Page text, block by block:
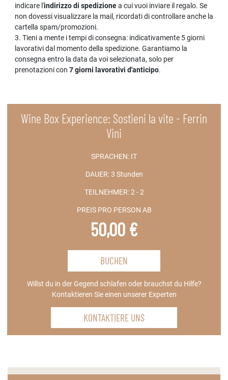
indicare l'indirizzo di spedizionea cui vuoi inviare il regalo. Se
non dovessi visualizzare la mail, ricordati di controllare anche la
cartella spam/promozioni.
3. Tieni a mente i tempi di consegna: indicativamente 5 giorni
lavorativi dal momento della spedizione. Garantiamo la
consegna entro la data da voi selezionata, solo per
prenotazioni con 7giorni lavorativi d'anticipo.
Wine Box Experience: Sostieni la vite - Ferrin
Vini
SPRACHEN: IT
DAUER:3 Stunden
TEILNEHMER:2 - 2
PREIS PRO PERSON AB
50,00 €
BUCHEN
Willst du in der Gegend schlafen oder brauchst du Hilfe?
Kontaktieren Sie einen unserer Experten
KONTAKTIERE UNS